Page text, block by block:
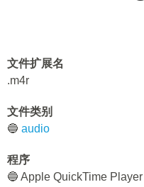
文件扩展名
.m4r
文件类别
🔵 audio
程序
🔵 Apple QuickTime Player